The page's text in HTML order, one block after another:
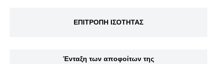
ΕΠΙΤΡΟΠΗ ΙΣΟΤΗΤΑΣ
Ένταξη των αποφοίτων της